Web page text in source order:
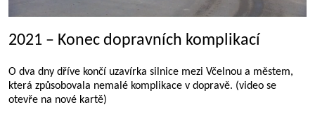
2021 – Konec dopravních komplikací
O dva dny dříve končí uzavírka silnice mezi Včelnou a městem,
která způsobovala nemalé komplikace v dopravě. (video se
otevře na nové kartě)